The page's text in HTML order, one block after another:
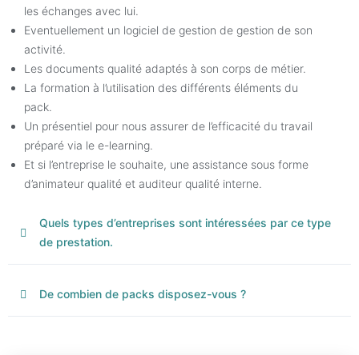
les échanges avec lui.
Eventuellement un logiciel de gestion de gestion de son
activité.
Les documents qualité adaptés à son corps de métier.
La formation à l’utilisation des différents éléments du
pack.
Un présentiel pour nous assurer de l’efficacité du travail
préparé via le e-learning.
Et si l’entreprise le souhaite, une assistance sous forme
d’animateur qualité et auditeur qualité interne.
Quels types d’entreprises sont intéressées par ce type
de prestation.
De combien de packs disposez-vous ?